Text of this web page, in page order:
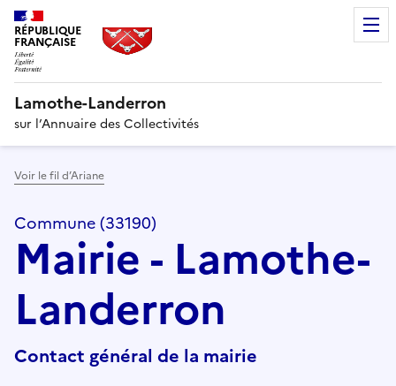
RÉPUBLIQUE
FRANÇAISE
Lamothe-Landerron
sur l’Annuaire des Collectivités
Voir le fil d’Ariane
Commune (33190)
Mairie - Lamothe-
Landerron
Contact général de la mairie